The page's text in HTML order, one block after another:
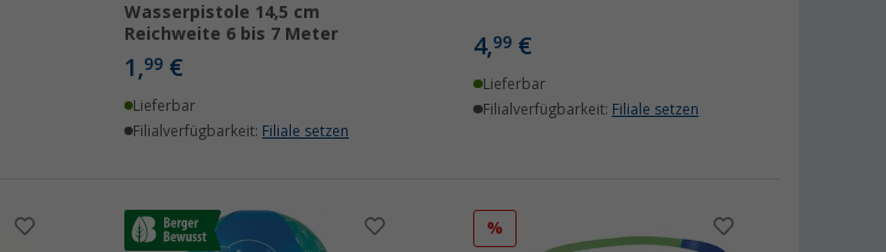
Wasserpistole 14,5 cm
Reichweite 6 bis 7 Meter
1,99€
Lieferbar
Filialverfügbarkeit: Filiale setzen
4,99 €
Lieferbar
Filialverfügbarkeit: Filiale setzen
%